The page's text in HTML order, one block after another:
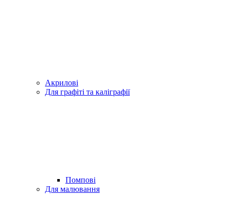
Акрилові
Для графіті та каліграфії
Помпові
Для малювання